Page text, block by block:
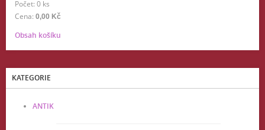
Počet: 0 ks
Cena: 0,00 Kč
Obsah košíku
KATEGORIE
ANTIK